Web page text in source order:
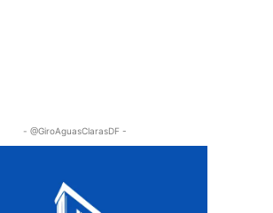
- @GiroAguasClarasDF -